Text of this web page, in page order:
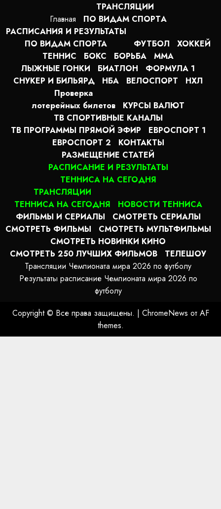
Главная
ТРАНСЛЯЦИИ
ПО ВИДАМ СПОРТA
РАСПИСАНИЯ И РЕЗУЛЬТАТЫ
ПО ВИДАМ СПОРТА
ФУТБОЛ
ХОККЕЙ
ТЕННИС
БОКС БОРЬБА
MMA
ЛЫЖНЫЕ ГОНКИ
БИАТЛОН
ФОРМУЛА 1
СНУКЕР И БИЛЬЯРД
НБА ВЕЛОСПОРТ
НХЛ
Проверка
лотерейных билетов
КУРСЫ ВАЛЮТ
ТВ СПОРТИВНЫЕ КАНАЛЫ
ТВ ПРОГРАММЫ ПРЯМОЙ ЭФИР
ЕВРОСПОРТ 1
ЕВРОСПОРТ 2
КОНТАКТЫ
РАЗМЕЩЕНИЕ СТАТЕЙ
РАСПИСАНИЕ И РЕЗУЛЬТАТЫ
ТЕННИСА НА СЕГОДНЯ
ТРАНСЛЯЦИИ
ТЕННИСА НА СЕГОДНЯ
НОВОСТИ ТЕННИСА
ФИЛЬМЫ И СЕРИАЛЫ
СМОТРЕТЬ СЕРИАЛЫ
СМОТРЕТЬ ФИЛЬМЫ
СМОТРЕТЬ МУЛЬТФИЛЬМЫ
СМОТРЕТЬ НОВИНКИ КИНО
СМОТРЕТЬ 250 ЛУЧШИХ ФИЛЬМОВ
ТЕЛЕШОУ
Трансляции Чемпионата мира 2026 по футболу
Результаты расписание Чемпионата мира 2026 по
футболу
Copyright © Все права защищены. | ChromeNews от AF
themes.